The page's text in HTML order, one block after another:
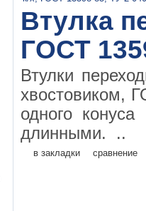
Втулка
ГОСТ
Втулки
хвостовиком,
одного
длинными. ..
в закладки сравнение